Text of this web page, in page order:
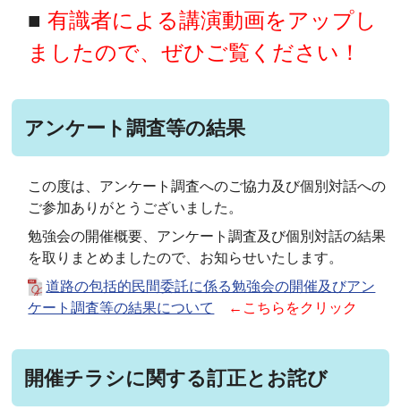
■ 有識者による講演動画をアップし
ましたので、ぜひご覧ください！
アンケート調査等の結果
この度は、アンケート調査へのご協力及び個別対話への
ご参加ありがとうございました。
勉強会の開催概要、アンケート調査及び個別対話の結果
を取りまとめましたので、お知らせいたします。
道路の包括的民間委託に係る勉強会の開催及びアン
ケート調査等の結果について
←こちらをクリック
開催チラシに関する訂正とお詫び